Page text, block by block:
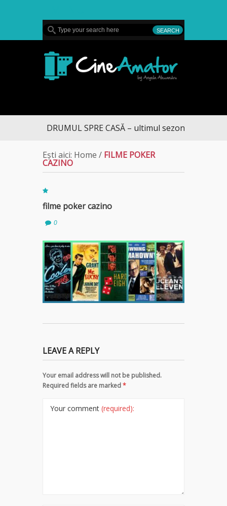
DRUMUL SPRE CASĂ – ultimul sezon te aduce la
Ești aici: Home / FILME POKER
CAZINO
filme poker cazino
0
LEAVE A REPLY
Your email address will not be published.
Required fields are marked*
Your comment (required):